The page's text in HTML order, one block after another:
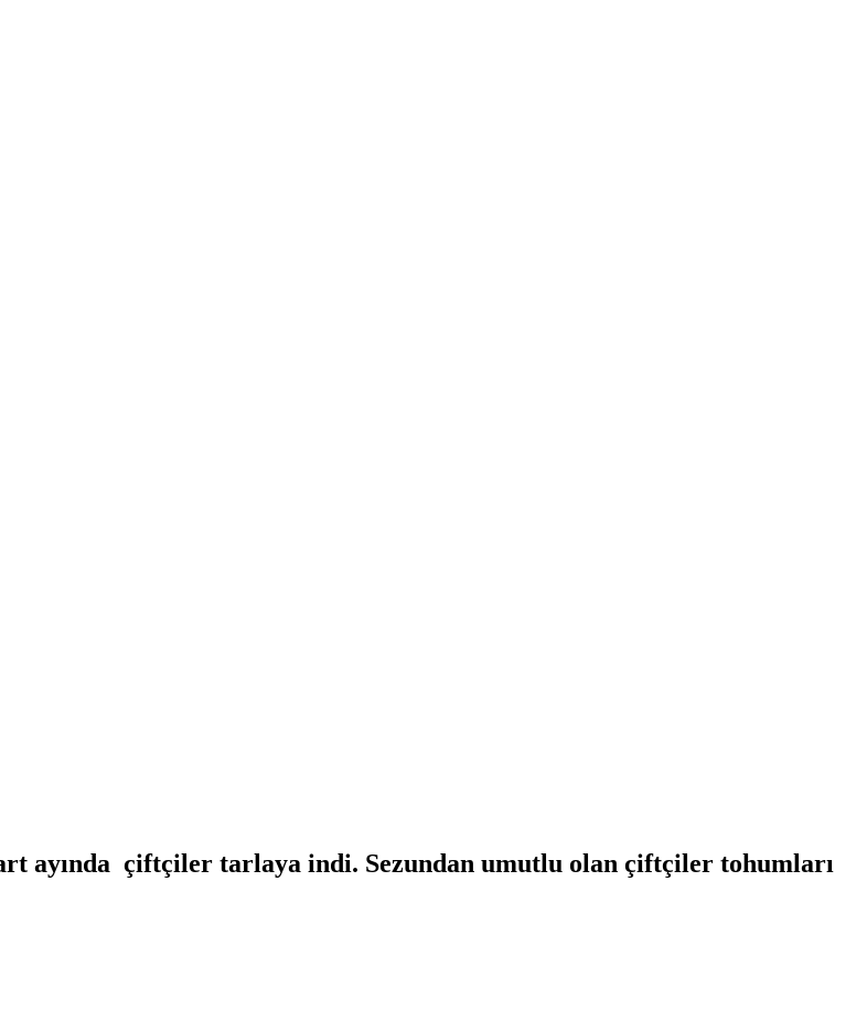
ayında çiftçiler tarlaya indi. Sezundan umutlu olan çiftçiler tohumları